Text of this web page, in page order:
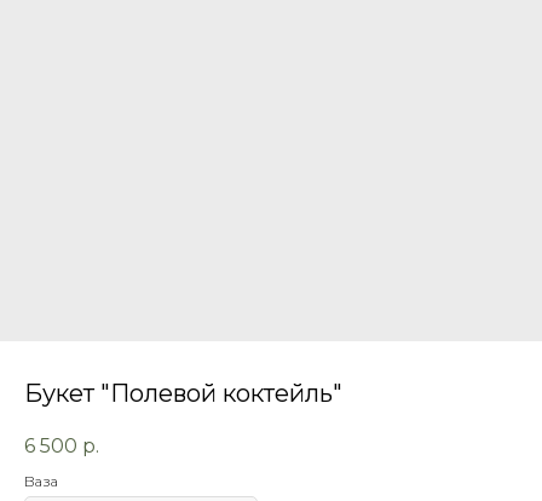
Букет "Полевой коктейль"
6 500 р.
Ваза